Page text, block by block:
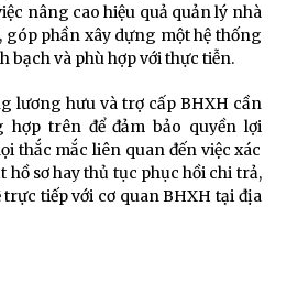
nâng cao hiệu quả quản lý nhà
góp phần xây dựng một hệ thống
bạch và phù hợp với thực tiễn.
lương hưu và trợ cấp BHXH cần
hợp trên để đảm bảo quyền lợi
thắc mắc liên quan đến việc xác
sơ hay thủ tục phục hồi chi trả,
tiếp với cơ quan BHXH tại địa